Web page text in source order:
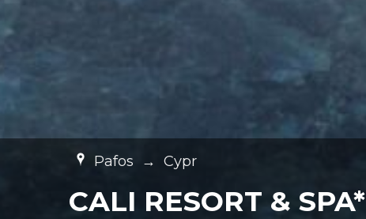
Pafos → Cypr
CALI RESORT &